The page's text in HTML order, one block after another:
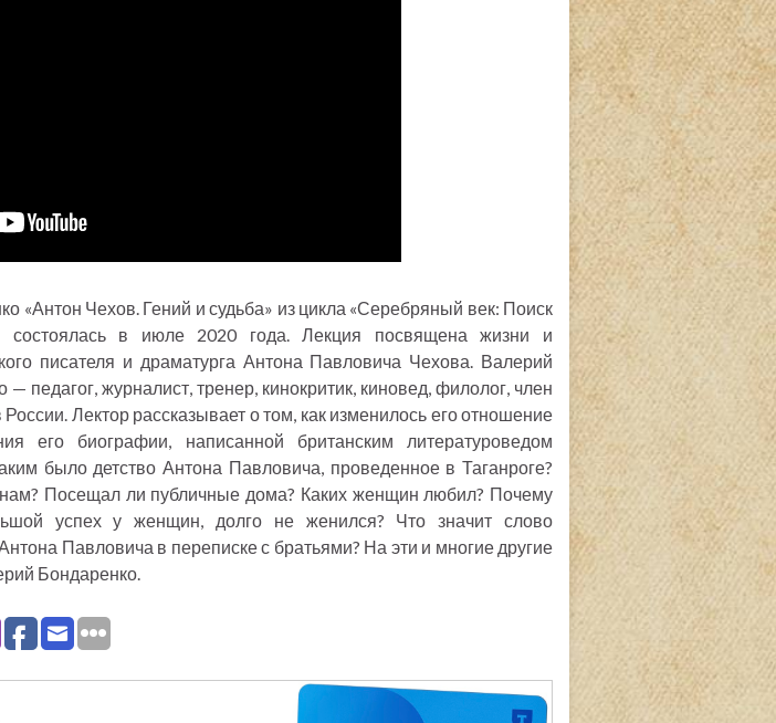
«Антон Чехов. Гений и судьба» из цикла «Серебряный век: Поиск
состоялась в июле 2020 года. Лекция посвящена жизни и
писателя и драматурга Антона Павловича Чехова. Валерий
педагог, журналист, тренер, кинокритик, киновед, филолог, член
Лектор рассказывает о том, как изменилось его отношение
его биографии, написанной британским литературоведом
было детство Антона Павловича, проведенное в Таганроге?
Посещал ли публичные дома? Каких женщин любил? Почему
успех у женщин, долго не женился? Что значит слово
Павловича в переписке с братьями? На эти и многие другие
Бондаренко.